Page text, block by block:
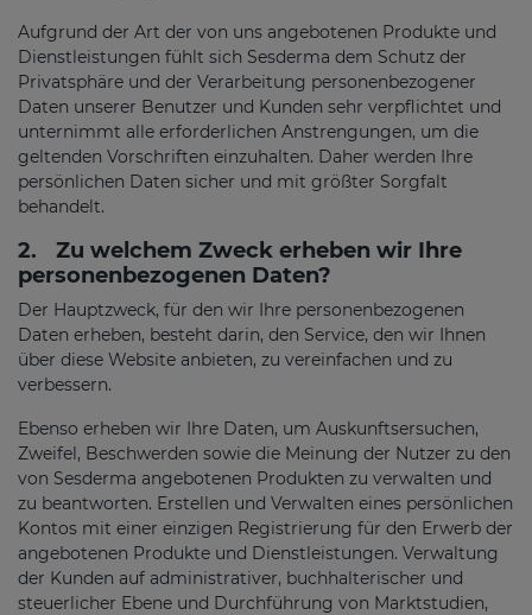
Aufgrund der Art der von uns angebotenen Produkte und
Dienstleistungen fühlt sich Sesderma dem Schutz der
Privatsphäre und der Verarbeitung personenbezogener
Daten unserer Benutzer und Kunden sehr verpflichtet und
unternimmt alle erforderlichen Anstrengungen, um die
geltenden Vorschriften einzuhalten. Daher werden Ihre
persönlichen Daten sicher und mit größter Sorgfalt
behandelt.
2.
Zu welchem Zweck erheben wir Ihre
personenbezogenen Daten?
Der Hauptzweck, für den wir Ihre personenbezogenen
Daten erheben, besteht darin, den Service, den wir Ihnen
über diese Website anbieten, zu vereinfachen und zu
verbessern.
Ebenso erheben wir Ihre Daten, um Auskunftsersuchen,
Zweifel, Beschwerden sowie die Meinung der Nutzer zu den
von Sesderma angebotenen Produkten zu verwalten und
zu beantworten. Erstellen und Verwalten eines persönlichen
Kontos mit einer einzigen Registrierung für den Erwerb der
angebotenen Produkte und Dienstleistungen. Verwaltung
der Kunden auf administrativer, buchhalterischer und
steuerlicher Ebene und Durchführung von Marktstudien,